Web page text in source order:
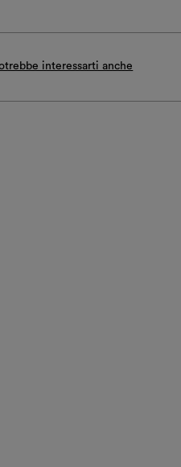
interessarti anche